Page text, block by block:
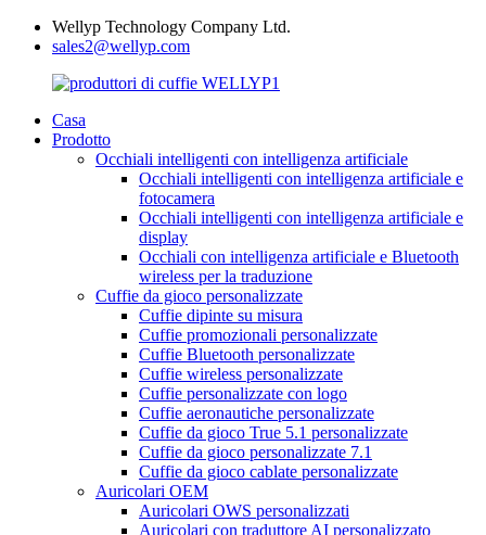
Wellyp Technology Company Ltd.
sales2@wellyp.com
Casa
Prodotto
Occhiali intelligenti con intelligenza artificiale
Occhiali intelligenti con intelligenza artificiale e
fotocamera
Occhiali intelligenti con intelligenza artificiale e
display
Occhiali con intelligenza artificiale e Bluetooth
wireless per la traduzione
Cuffie da gioco personalizzate
Cuffie dipinte su misura
Cuffie promozionali personalizzate
Cuffie Bluetooth personalizzate
Cuffie wireless personalizzate
Cuffie personalizzate con logo
Cuffie aeronautiche personalizzate
Cuffie da gioco True 5.1 personalizzate
Cuffie da gioco personalizzate 7.1
Cuffie da gioco cablate personalizzate
Auricolari OEM
Auricolari OWS personalizzati
Auricolari con traduttore AI personalizzato